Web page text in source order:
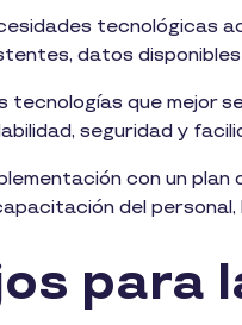
tecnológicas
datos
tecnologías que mejor
seguridad y
con un
del personal,
para